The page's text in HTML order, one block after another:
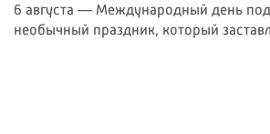
6 августа — Международный день
необычный праздник, который